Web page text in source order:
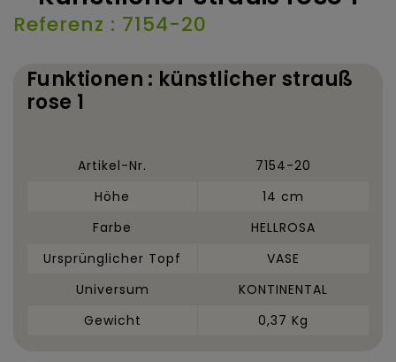
Referenz : 7154-20
Funktionen : künstlicher strauß
rose 1
Artikel-Nr.
7154-20
Höhe
14 cm
Farbe
HELLROSA
Ursprünglicher Topf
VASE
Universum
KONTINENTAL
Gewicht
0,37 Kg